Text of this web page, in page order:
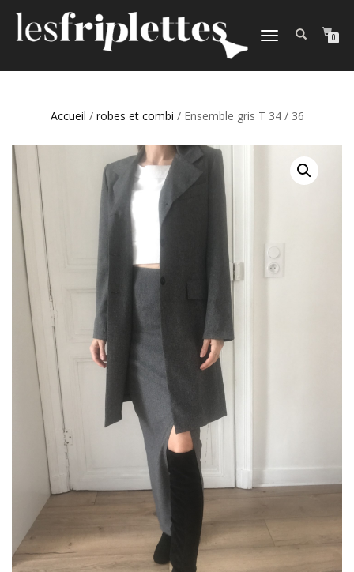
DÉPLIER
0
Accueil / robes et combi / Ensemble gris T 34 / 36